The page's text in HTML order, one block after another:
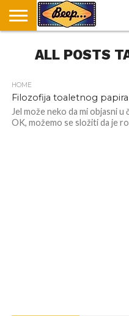
DORUČAK
SVAKODNEVICA
ENTERTAINMENT
LOKACIJE
ZA
HRANA I
RECEPTI
NEPUSACKI
LOKALI
ALL POSTS
HOME
Filozofija toaletnog papira
Jel može neko da mi objasni
OK, možemo se složiti da je